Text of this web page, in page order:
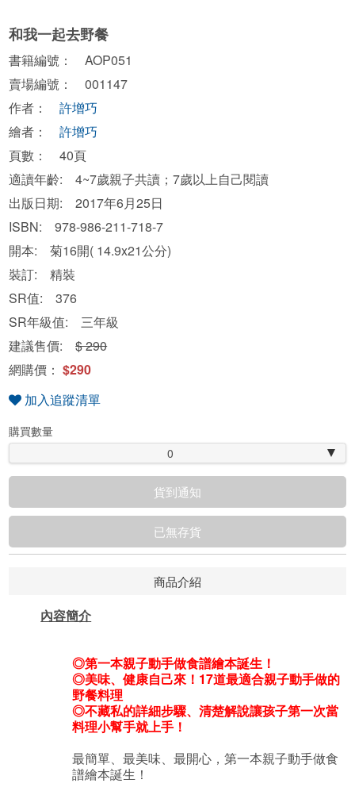
和我一起去野餐
書籍編號： AOP051
賣場編號： 001147
作者：許增巧
繪者：許增巧
頁數： 40頁
適讀年齡: 4~7歲親子共讀；7歲以上自己閱讀
出版日期: 2017年6月25日
ISBN: 978-986-211-718-7
開本: 菊16開( 14.9x21公分)
裝訂: 精裝
SR值: 376
SR年級值: 三年級
建議售價:$ 290
網購價：$290
加入追蹤清單
購買數量
0
貨到通知
已無存貨
商品介紹
內容簡介
◎第一本親子動手做食譜繪本誕生 ！
◎美味、健康自己來！17道最適合親子動手做的
野餐料理
◎不藏私的詳細步驟、清楚解說讓孩子第一次當
料理小幫手就上手！
最簡單、最美味、最開心，第一本親子動手做食
譜繪本誕生！